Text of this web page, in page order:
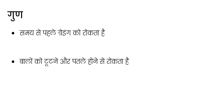
गुण
समय से पहले ग्रेइंग को रोकता है
बालों को टूटने और पतले होने से रोकता है